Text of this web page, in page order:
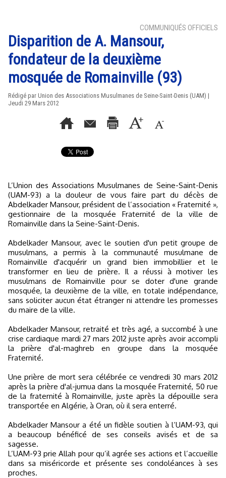
COMMUNIQUÉS OFFICIELS
Disparition de A. Mansour,
fondateur de la deuxième
mosquée de Romainville (93)
Rédigé par Union des Associations Musulmanes de Seine-Saint-Denis (UAM) |
Jeudi 29 Mars 2012
L’Union des Associations Musulmanes de Seine-Saint-Denis
(UAM-93) a la douleur de vous faire part du décès de
Abdelkader Mansour, président de l’association « Fraternité »,
gestionnaire de la mosquée Fraternité de la ville de
Romainville dans la Seine-Saint-Denis.
Abdelkader Mansour, avec le soutien d'un petit groupe de
musulmans, a permis à la communauté musulmane de
Romainville d'acquérir un grand bien immobillier et le
transformer en lieu de prière. Il a réussi à motiver les
musulmans de Romainville pour se doter d'une grande
mosquée, la deuxième de la ville, en totale indépendance,
sans soliciter aucun état étranger ni attendre les promesses
du maire de la ville.
Abdelkader Mansour, retraité et très agé, a succombé à une
crise cardiaque mardi 27 mars 2012 juste après avoir accompli
la prière d'al-maghreb en groupe dans la mosquée
Fraternité.
Une prière de mort sera célébrée ce vendredi 30 mars 2012
après la prière d'al-jumua dans la mosquée Fraternité, 50 rue
de la fraternité à Romainville, juste après la dépouille sera
transportée en Algérie, à Oran, où il sera enterré.
Abdelkader Mansour a été un fidèle soutien à l’UAM-93, qui
a beaucoup bénéficé de ses conseils avisés et de sa
sagesse.
L’UAM-93 prie Allah pour qu’il agrée ses actions et l’accueille
dans sa miséricorde et présente ses condoléances à ses
proches.